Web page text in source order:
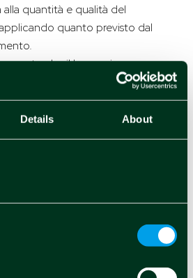
Details About
quantità e qualità del
quanto previsto dal
che il lavoro sia una
vita di ciascun individuo e
delle continue evoluzioni del
di corporate welfare;
smart working) garantendo il
lavoro e quindi alla
dalle piattaforme